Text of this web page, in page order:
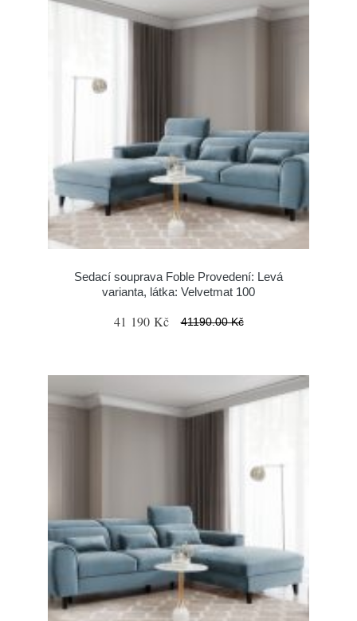
Sedací souprava Foble Provedení: Levá
varianta, látka: Velvetmat 100
41 190 Kč 41190.00 Kč